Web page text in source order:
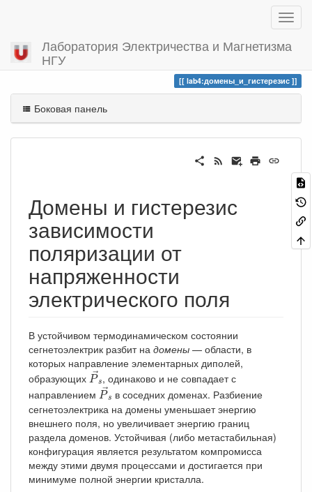
Лаборатория Электричества и Магнетизма
НГУ
Вы посетили
lab4:домены_и_гистерезис
Боковая панель
Домены и гистерезис
зависимости
поляризации от
напряженности
электрического поля
В устойчивом термодинамическом состоянии
сегнетоэлектрик разбит на домены — области, в
которых направление элементарных диполей,
образующих
→
Ps
P→s
, одинаково и не совпадает с
направлением
→
Ps
P→s
в соседних доменах. Разбиение
сегнетоэлектрика на домены уменьшает энергию
внешнего поля, но увеличивает энергию границ
раздела доменов. Устойчивая (либо метастабильная)
конфигурация является результатом компромисса
между этими двумя процессами и достигается при
минимуме полной энергии кристалла.